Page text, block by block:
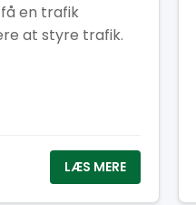
en trafik
at styre trafik.
LÆS MERE